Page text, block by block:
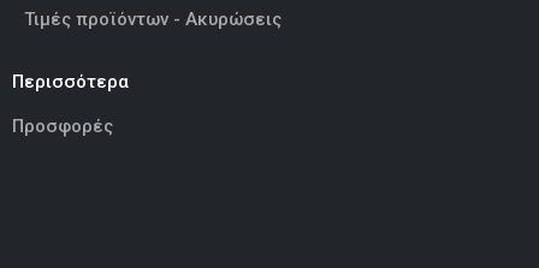
Τιμές προϊόντων - Ακυρώσεις
Περισσότερα
Προσφορές